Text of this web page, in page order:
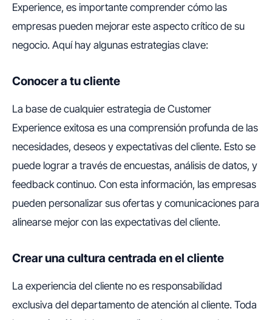
Experience, es importante comprender cómo las
empresas pueden mejorar este aspecto crítico de su
negocio. Aquí hay algunas estrategias clave:
Conocer a tu cliente
La base de cualquier estrategia de Customer
Experience exitosa es una comprensión profunda de las
necesidades, deseos y expectativas del cliente. Esto se
puede lograr a través de encuestas, análisis de datos, y
feedback continuo. Con esta información, las empresas
pueden personalizar sus ofertas y comunicaciones para
alinearse mejor con las expectativas del cliente.
Crear una cultura centrada en el cliente
La experiencia del cliente no es responsabilidad
exclusiva del departamento de atención al cliente. Toda